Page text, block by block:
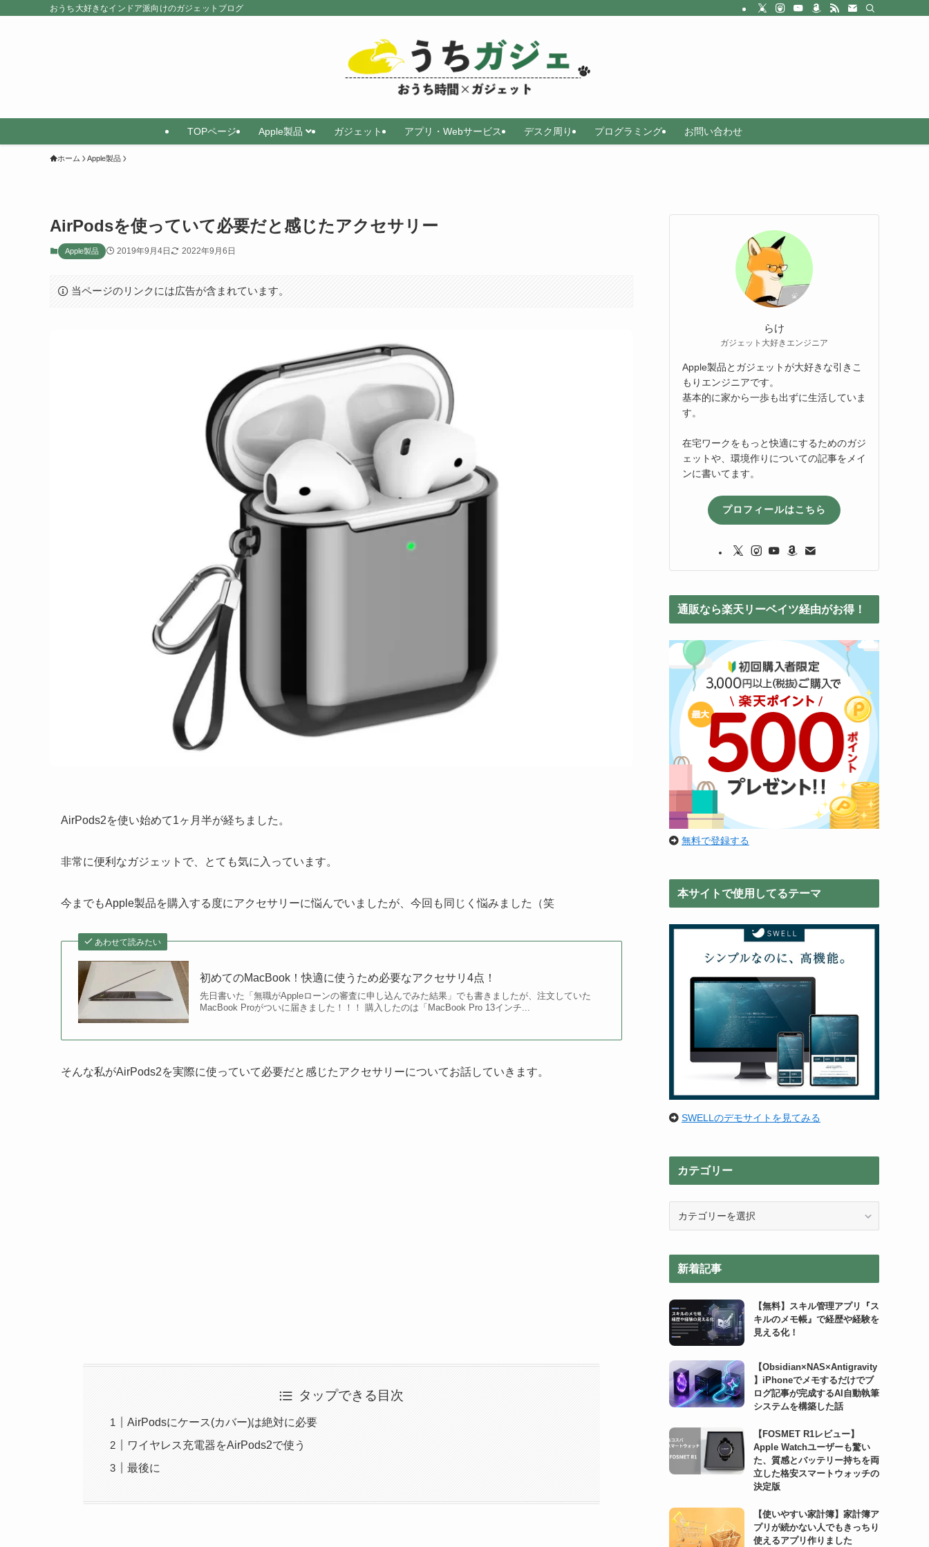
おうち大好きなインドア派向けのガジェットブログ
TOPページ Apple製品 ガジェット アプリ・Webサービス デスク周り プログラミング お問い合わせ
ホーム Apple製品
AirPodsを使っていて必要だと感じたアクセサリー
Apple製品 2019年9月4日 2022年9月6日
当ページのリンクには広告が含まれています。
AirPods2を使い始めて1ヶ月半が経ちました。
非常に便利なガジェットで、とても気に入っています。
今までもApple製品を購入する度にアクセサリーに悩んでいましたが、今回も同じく悩みました（笑
あわせて読みたい
初めてのMacBook！快適に使うため必要なアクセサリ4点！
先日書いた「無職がAppleローンの審査に申し込んでみた結果」でも書きましたが、注文していた
MacBook Proがついに届きました！！！ 購入したのは「MacBook Pro 13インチ...
そんな私がAirPods2を実際に使っていて必要だと感じたアクセサリーについてお話していきます。
タップできる目次
AirPodsにケース(カバー)は絶対に必要
ワイヤレス充電器をAirPods2で使う
最後に
らけ
ガジェット大好きエンジニア
Apple製品とガジェットが大好きな引きこ
もりエンジニアです。
基本的に家から一歩も出ずに生活していま
す。
在宅ワークをもっと快適にするためのガジ
ェットや、環境作りについての記事をメイ
ンに書いてます。
プロフィールはこちら
通販なら楽天リーベイツ経由がお得！
無料で登録する
本サイトで使用してるテーマ
SWELLのデモサイトを見てみる
カテゴリー
リ
新着記事
【無料】スキル管理アプリ『ス
キルのメモ帳』で経歴や経験を
見える化！
【Obsidian×NAS×Antigravity
】iPhoneでメモするだけでブ
ログ記事が完成するAI自動執筆
システムを構築した話
【FOSMET R1レビュー】
Apple Watchユーザーも驚い
た、質感とバッテリー持ちを両
立した格安スマートウォッチの
決定版
【使いやすい家計簿】家計簿ア
プリが続かない人でもきっちり
使えるアプリ作りました